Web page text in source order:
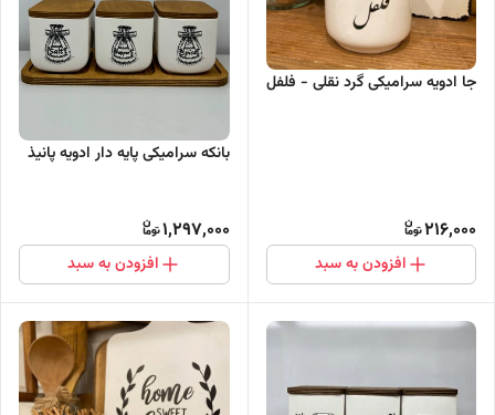
جا ادویه سرامیکی گرد نقلی - فلفل
216,000
افزودن به سبد
بانکه سرامیکی پایه دار ادویه پانیذ
1,297,000
افزودن به سبد